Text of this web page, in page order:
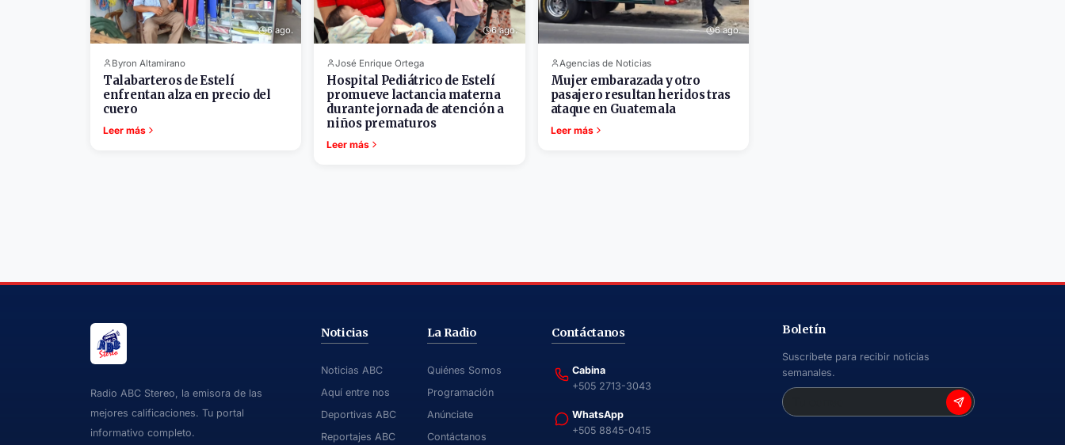
6 ago.
Byron Altamirano
Talabarteros de Estelí
enfrentan alza en precio del
cuero
Leer más
6 ago.
José Enrique Ortega
Hospital Pediátrico de Estelí
promueve lactancia materna
durante jornada de atención a
niños prematuros
Leer más
6 ago.
Agencias de Noticias
Mujer embarazada y otro
pasajero resultan heridos tras
ataque en Guatemala
Leer más
Radio ABC Stereo, la emisora de las
mejores calificaciones. Tu portal
informativo completo.
Noticias
Noticias ABC
Aquí entre nos
Deportivas ABC
Reportajes ABC
La Radio
Quiénes Somos
Programación
Anúnciate
Contáctanos
Contáctanos
Cabina
+505 2713-3043
WhatsApp
+505 8845-0415
Boletín
Suscríbete para recibir noticias
semanales.